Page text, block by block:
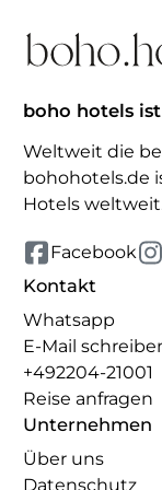
boho hotels
Weltweit die
bohohotels.de
Hotels
Facebook
Kontakt
Whatsapp
E-Mail
+492204-21001
Reise anfragen
Unternehmen
Über uns
Datenschutz